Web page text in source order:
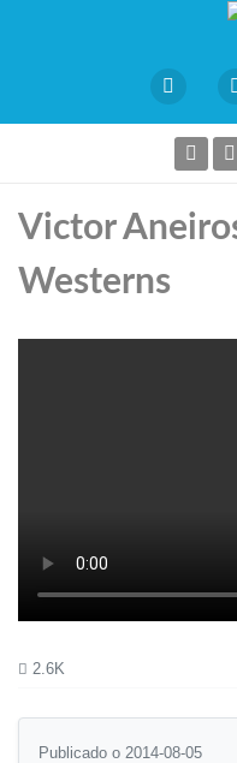
Victor
Westerns
2.6K
Publicado o 2014-08-05